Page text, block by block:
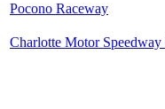
Pocono Raceway
Charlotte Motor Speedway